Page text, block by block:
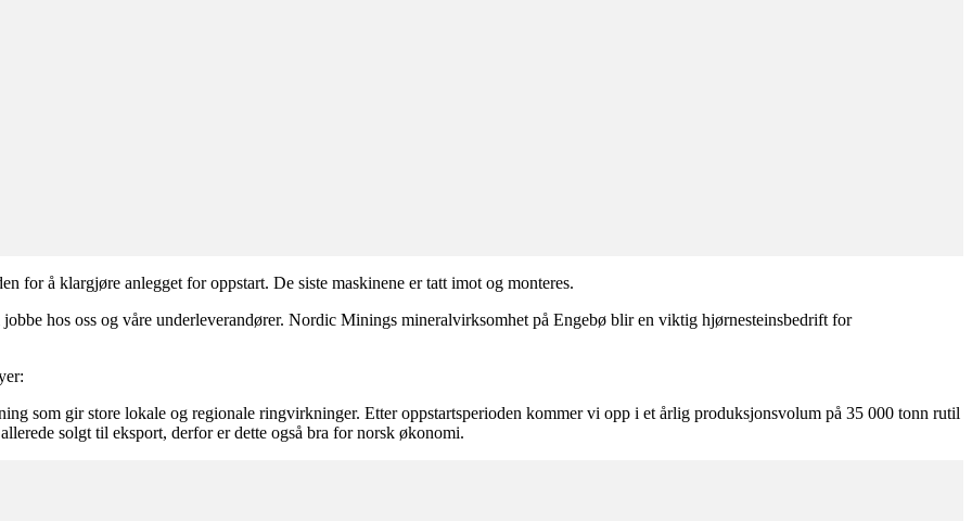
for å klargjøre anlegget for oppstart. De siste maskinene er tatt imot og monteres.
hos oss og våre underleverandører. Nordic Minings mineralvirksomhet på Engebø blir en viktig hjørnesteinsbedrift for
som gir store lokale og regionale ringvirkninger. Etter oppstartsperioden kommer vi opp i et årlig produksjonsvolum på 35 000 tonn rutil
solgt til eksport, derfor er dette også bra for norsk økonomi.